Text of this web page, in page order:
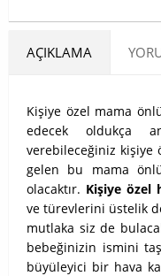
AÇIKLAMA
Kişiye özel mama
edecek oldukça
verebileceğiniz kişiye
gelen bu mama
olacaktır. Kişiye özel
ve türevlerini üstelik
mutlaka siz de
bebeğinizin ismini
büyüleyici bir hava